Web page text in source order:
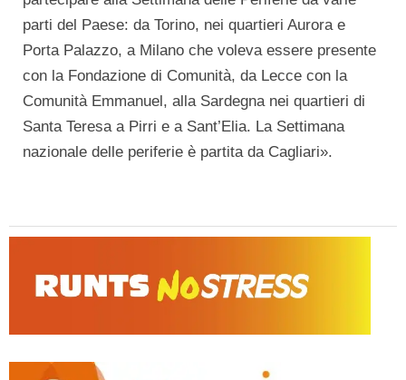
parti del Paese: da Torino, nei quartieri Aurora e
Porta Palazzo, a Milano che voleva essere presente
con la Fondazione di Comunità, da Lecce con la
Comunità Emmanuel, alla Sardegna nei quartieri di
Santa Teresa a Pirri e a Sant’Elia. La Settimana
nazionale delle periferie è partita da Cagliari».